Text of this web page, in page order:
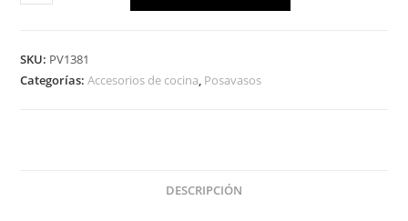
SKU: PV1381
Categorías:Accesorios de cocina, Posavasos
DESCRIPCIÓN